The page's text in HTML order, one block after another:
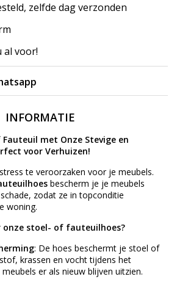
zelfde dag verzonden
al voor!
INFORMATIE
met Onze Stevige en
voor Verhuizen!
te veroorzaken voor je meubels.
bescherm je je meubels
zodat ze in topconditie
woning.
onze stoel- of fauteuilhoes?
: De hoes beschermt je stoel of
krassen en vocht tijdens het
er als nieuw blijven uitzien.